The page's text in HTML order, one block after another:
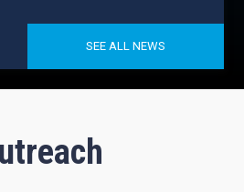
SEE ALL NEWS